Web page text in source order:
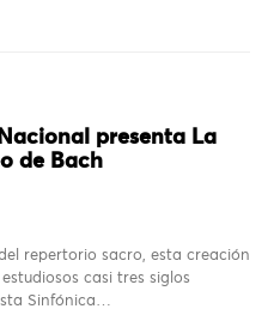
presenta La
de Bach
repertorio sacro, esta creación
casi tres siglos
Sinfónica…